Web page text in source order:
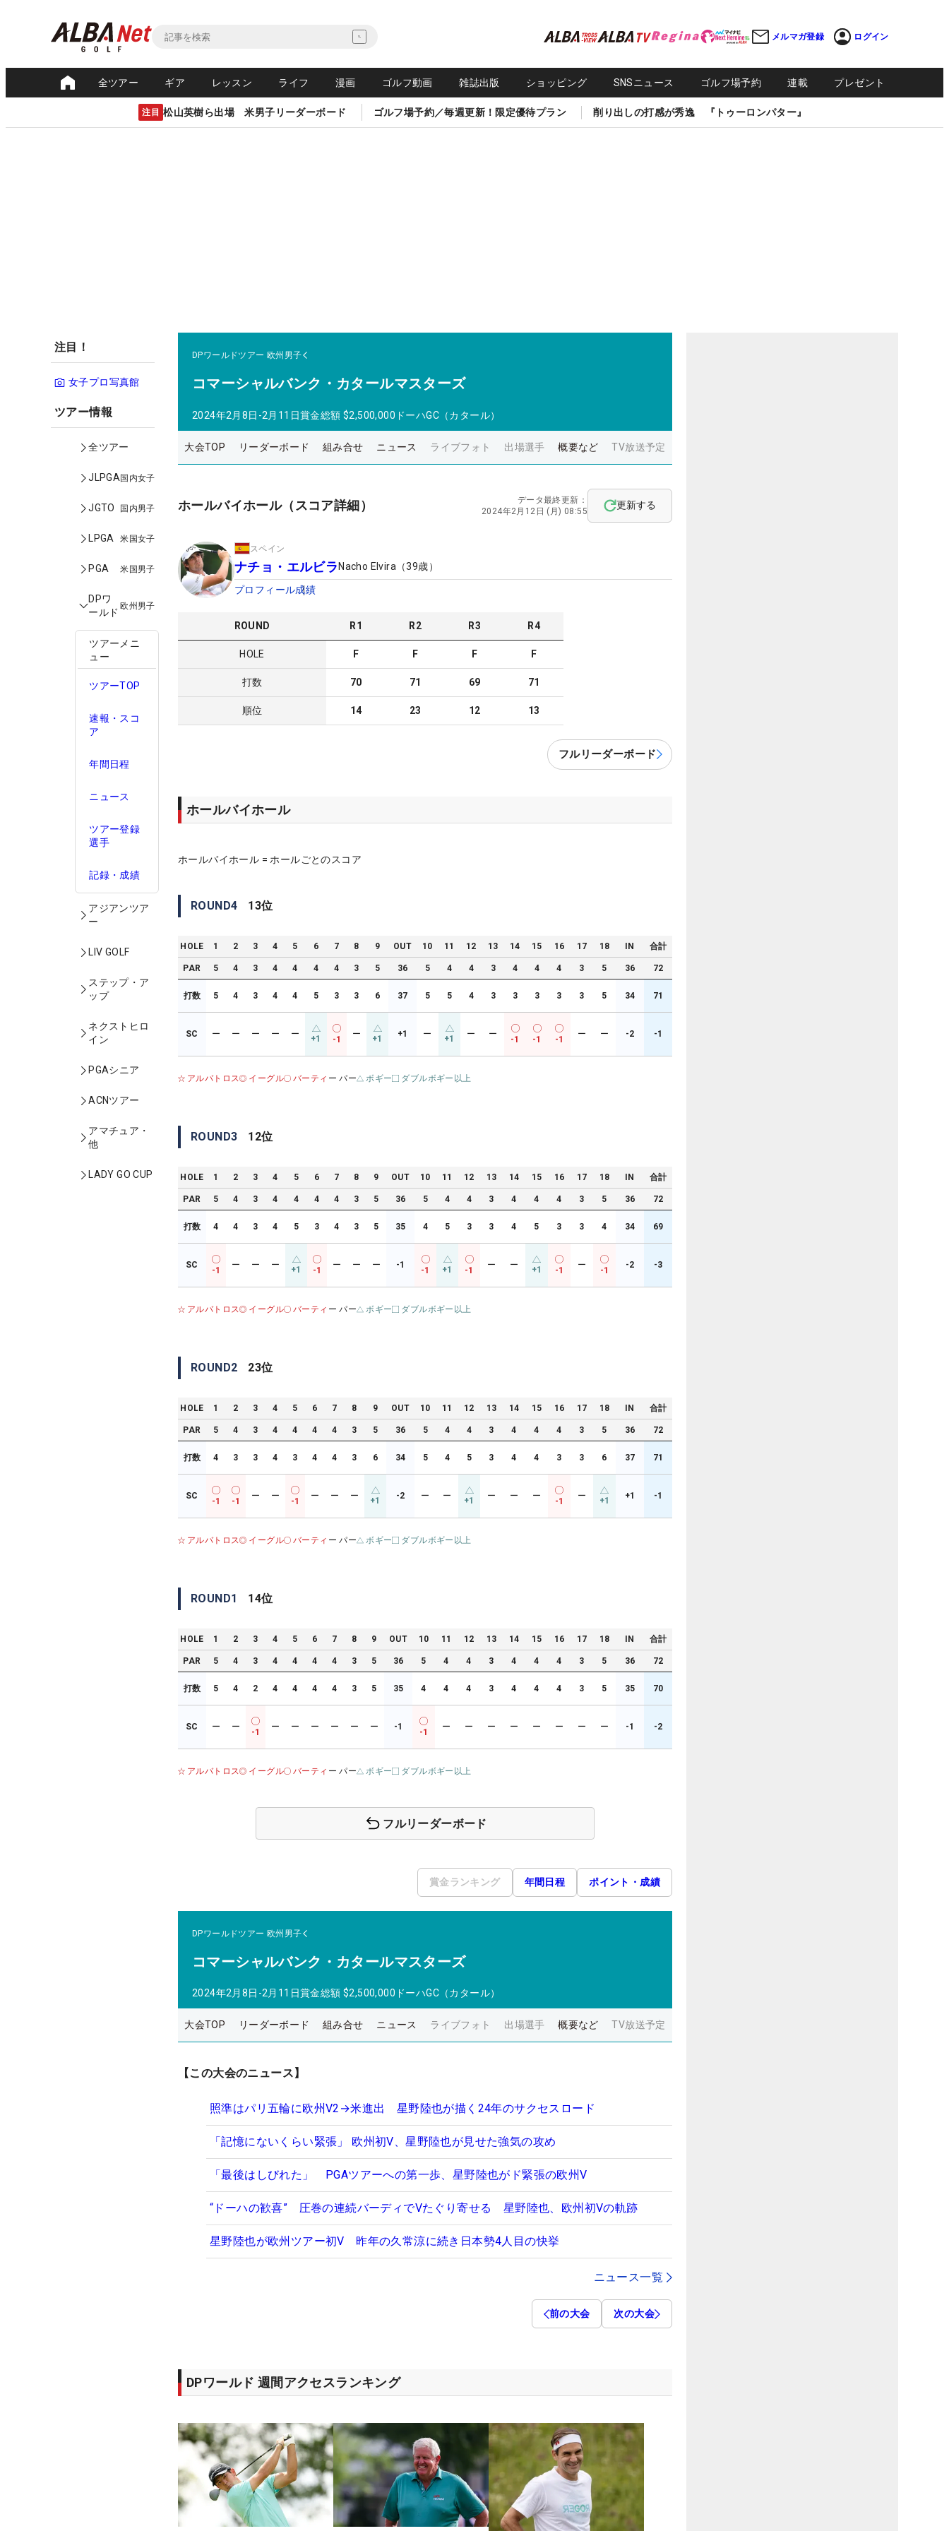
メルマガ登録 ログイン
全ツアー ギア レッスン ライフ 漫画 ゴルフ動画 雑誌出版 ショッピング SNSニュース ゴルフ場予約 連載 プレゼント
注目 松山英樹ら出場 米男子リーダーボード ゴルフ場予約／毎週更新！限定優待プラン 削り出しの打感が秀逸 『トゥーロンパター』
注目！
女子プロ写真館
ツアー情報
全ツアー
JLPGA国内女子
JGTO 国内男子
LPGA 米国女子
PGA 米国男子
DPワ
ールド
欧州男子
ツアーメニ
ュー
ツアーTOP
速報・スコ
ア
年間日程
ニュース
ツアー登録
選手
記録・成績
アジアンツア
ー
LIV GOLF
ステップ・ア
ップ
ネクストヒロ
イン
PGAシニア
ACNツアー
アマチュア・
他
LADY GO CUP
DPワールドツアー 欧州男子
コマーシャルバンク・カタールマスターズ
2024年2月8日-2月11日賞金総額 $2,500,000 ドーハGC（カタール）
大会TOP リーダーボード 組み合せ ニュース ライブフォト 出場選手 概要など TV放送予定
ホールバイホール（スコア詳細）
データ最終更新：
2024年2月12日 (月) 08:55
更新する
スペイン
ナチョ・エルビラNacho Elvira （39歳）
プロフィール成績
ROUND R1 R2 R3 R4
HOLE F F F F
打数 70 71 69 71
順位 14 23 12 13
フルリーダーボード
ホールバイホール
ホールバイホール = ホールごとのスコア
ROUND4 13位
HOLE 1 2 3 4 5 6 7 8 9 OUT 10 11 12 13 14 15 16 17 18 IN 合計
PAR 5 4 3 4 4 4 4 3 5 36 5 4 4 3 4 4 4 3 5 36 72
打数 5 4 3 4 4 5 3 3 6 37 5 5 4 3 3 3 3 3 5 34 71
SC ー ー ー ー ー +1 -1
ー +1 +1 ー +1 ー ー
-1 -1 -1
ー ー -2 -1
アルバトロス イーグル バーティ ー パー ボギー ダブルボギー以上
ROUND3 12位
HOLE 1 2 3 4 5 6 7 8 9 OUT 10 11 12 13 14 15 16 17 18 IN 合計
PAR 5 4 3 4 4 4 4 3 5 36 5 4 4 3 4 4 4 3 5 36 72
打数 4 4 3 4 5 3 4 3 5 35 4 5 3 3 4 5 3 3 4 34 69
SC
-1
ー ー ー +1 -1
ー ー ー -1
-1 +1 -1
ー ー +1 -1
ー
-1
-2 -3
アルバトロス イーグル バーティ ー パー ボギー ダブルボギー以上
ROUND2 23位
HOLE 1 2 3 4 5 6 7 8 9 OUT 10 11 12 13 14 15 16 17 18 IN 合計
PAR 5 4 3 4 4 4 4 3 5 36 5 4 4 3 4 4 4 3 5 36 72
打数 4 3 3 4 3 4 4 3 6 34 5 4 5 3 4 4 3 3 6 37 71
SC
-1 -1
ー ー
-1
ー ー ー +1 -2 ー ー +1 ー ー ー
-1
ー +1 +1 -1
アルバトロス イーグル バーティ ー パー ボギー ダブルボギー以上
ROUND1 14位
HOLE 1 2 3 4 5 6 7 8 9 OUT 10 11 12 13 14 15 16 17 18 IN 合計
PAR 5 4 3 4 4 4 4 3 5 36 5 4 4 3 4 4 4 3 5 36 72
打数 5 4 2 4 4 4 4 3 5 35 4 4 4 3 4 4 4 3 5 35 70
SC ー ー
-1
ー ー ー ー ー ー -1
-1
ー ー ー ー ー ー ー ー -1 -2
アルバトロス イーグル バーティ ー パー ボギー ダブルボギー以上
フルリーダーボード
賞金ランキング 年間日程 ポイント・成績
DPワールドツアー 欧州男子
コマーシャルバンク・カタールマスターズ
2024年2月8日-2月11日賞金総額 $2,500,000 ドーハGC（カタール）
大会TOP リーダーボード 組み合せ ニュース ライブフォト 出場選手 概要など TV放送予定
【この大会のニュース】
照準はパリ五輪に欧州V2→米進出 星野陸也が描く24年のサクセスロード
「記憶にないくらい緊張」 欧州初V、星野陸也が見せた強気の攻め
「最後はしびれた」 PGAツアーへの第一歩、星野陸也がド緊張の欧州V
“ドーハの歓喜” 圧巻の連続バーディでVたぐり寄せる 星野陸也、欧州初Vの軌跡
星野陸也が欧州ツアー初V 昨年の久常涼に続き日本勢4人目の快挙
ニュース一覧
前の大会 次の大会
DPワールド 週間アクセスランキング